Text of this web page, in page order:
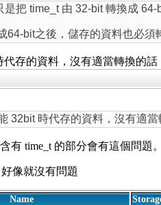
是把 time_t 由 32-bit 轉換成
64-bit之後，儲存的資料也必須
代存的資料，沒有適當轉換的
32bit 時代存的資料，沒有適
有 time_t 的部分會有這個問題。
好像就沒有問題
Name